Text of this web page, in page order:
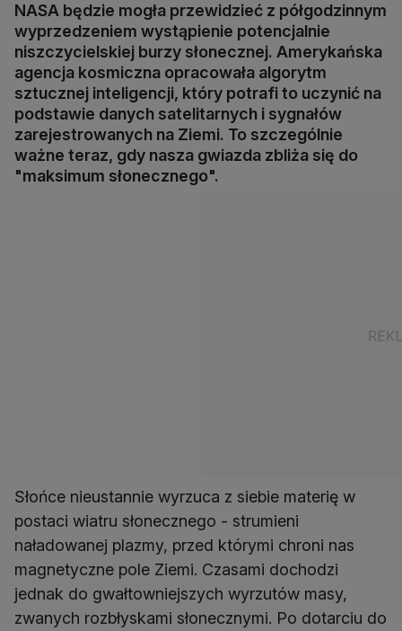
NASA będzie mogła przewidzieć z półgodzinnym
wyprzedzeniem wystąpienie potencjalnie
niszczycielskiej burzy słonecznej. Amerykańska
agencja kosmiczna opracowała algorytm
sztucznej inteligencji, który potrafi to uczynić na
podstawie danych satelitarnych i sygnałów
zarejestrowanych na Ziemi. To szczególnie
ważne teraz, gdy nasza gwiazda zbliża się do
"maksimum słonecznego".
Słońce nieustannie wyrzuca z siebie materię w
postaci wiatru słonecznego - strumieni
naładowanej plazmy, przed którymi chroni nas
magnetyczne pole Ziemi. Czasami dochodzi
jednak do gwałtowniejszych wyrzutów masy,
zwanych rozbłyskami słonecznymi. Po dotarciu do